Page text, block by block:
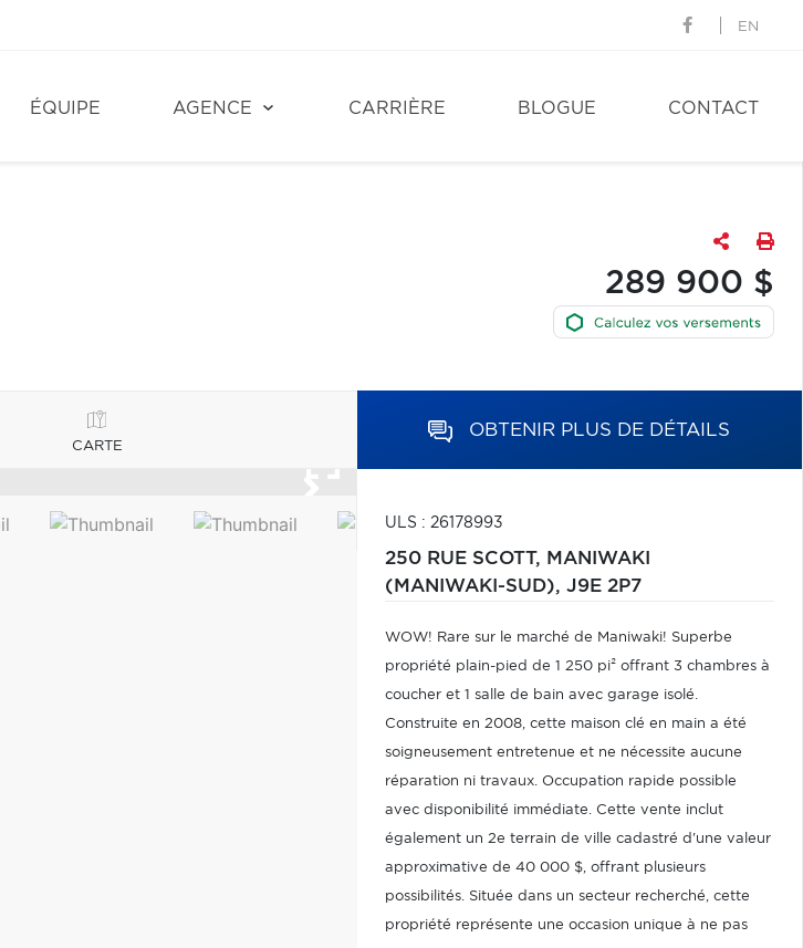
EN
ÉQUIPE AGENCE CARRIÈRE BLOGUE CONTACT
289 900 $
CARTE
OBTENIR PLUS DE DÉTAILS
ULS : 26178993
250 RUE SCOTT, MANIWAKI
(MANIWAKI-SUD), J9E 2P7
WOW! Rare sur le marché de Maniwaki! Superbe
propriété plain-pied de 1 250 pi² offrant 3 chambres à
coucher et 1 salle de bain avec garage isolé.
Construite en 2008, cette maison clé en main a été
soigneusement entretenue et ne nécessite aucune
réparation ni travaux. Occupation rapide possible
avec disponibilité immédiate. Cette vente inclut
également un 2e terrain de ville cadastré d'une valeur
approximative de 40 000 $, offrant plusieurs
possibilités. Située dans un secteur recherché, cette
propriété représente une occasion unique à ne pas